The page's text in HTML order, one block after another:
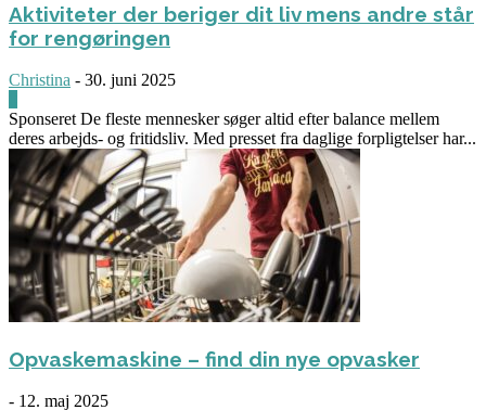
Aktiviteter der beriger dit liv mens andre står
for rengøringen
Christina - 30. juni 2025
Sponseret De fleste mennesker søger altid efter balance mellem
deres arbejds- og fritidsliv. Med presset fra daglige forpligtelser har...
Opvaskemaskine – find din nye opvasker
- 12. maj 2025